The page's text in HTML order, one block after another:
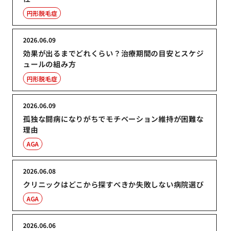
円形脱毛症
効果が出るまでどれくらい？治療期間の目安とスケジ
ュールの組み方
2026.06.09
円形脱毛症
孤独な闘病になりがちでモチベーション維持が困難な
理由
2026.06.09
AGA
クリニックはどこから探すべきか失敗しない病院選び
2026.06.08
AGA
2026.06.06